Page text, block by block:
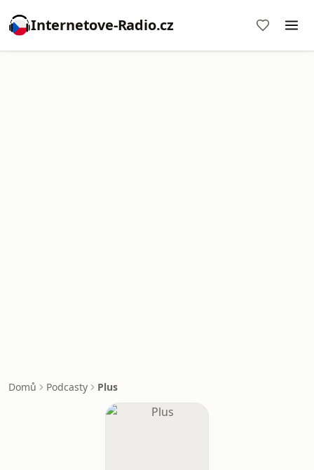
Internetove-Radio.cz
Domů Podcasty Plus